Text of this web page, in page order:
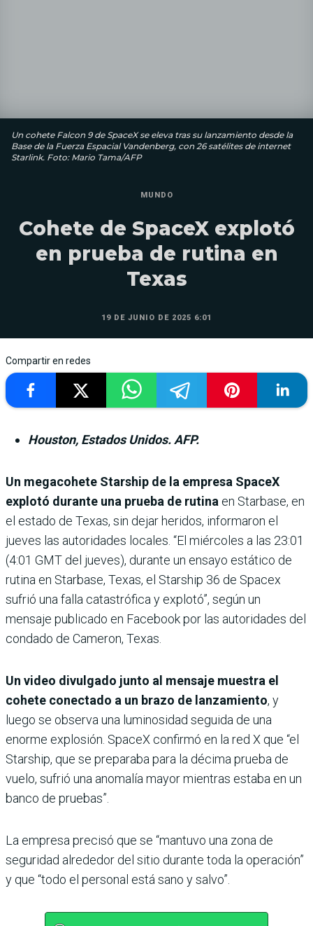
Un cohete Falcon 9 de SpaceX se eleva tras su lanzamiento desde la
Base de la Fuerza Espacial Vandenberg, con 26 satélites de internet
Starlink. Foto: Mario Tama/AFP
MUNDO
Cohete de SpaceX explotó
en prueba de rutina en
Texas
19 DE JUNIO DE 2025 6:01
Compartir en redes
Houston, Estados Unidos. AFP.
Un megacohete Starship de la empresa SpaceX
explotó durante una prueba de rutina en Starbase, en
el estado de Texas, sin dejar heridos, informaron el
jueves las autoridades locales. “El miércoles a las 23:01
(4:01 GMT del jueves), durante un ensayo estático de
rutina en Starbase, Texas, el Starship 36 de Spacex
sufrió una falla catastrófica y explotó”, según un
mensaje publicado en Facebook por las autoridades del
condado de Cameron, Texas.
Un video divulgado junto al mensaje muestra el
cohete conectado a un brazo de lanzamiento, y
luego se observa una luminosidad seguida de una
enorme explosión. SpaceX confirmó en la red X que “el
Starship, que se preparaba para la décima prueba de
vuelo, sufrió una anomalía mayor mientras estaba en un
banco de pruebas”.
La empresa precisó que se “mantuvo una zona de
seguridad alrededor del sitio durante toda la operación”
y que “todo el personal está sano y salvo”.